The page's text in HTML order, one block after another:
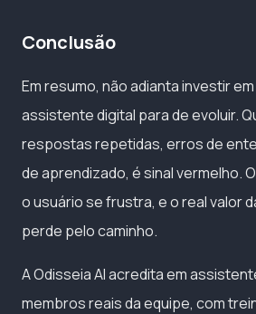
Conclusão
Em resumo, não adianta investir
assistente digital para de evoluir.
respostas repetidas, erros de
de aprendizado, é sinal vermelho.
o usuário se frustra, e o real valor
perde pelo caminho.
A Odisseia AI acredita em
membros reais da equipe, com